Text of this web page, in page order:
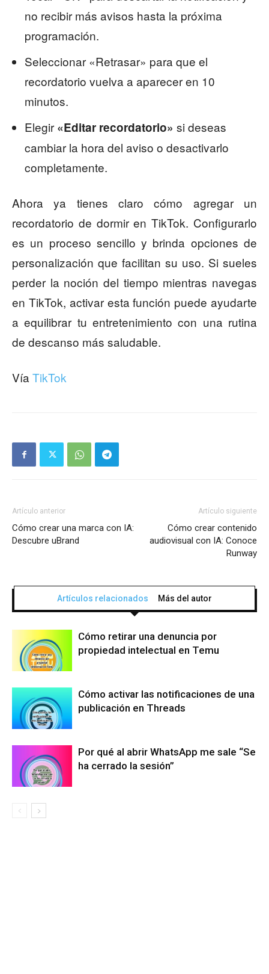
no recibir más avisos hasta la próxima
programación.
Seleccionar «Retrasar» para que el
recordatorio vuelva a aparecer en 10
minutos.
Elegir «Editar recordatorio» si deseas
cambiar la hora del aviso o desactivarlo
completamente.
Ahora ya tienes claro cómo agregar un
recordatorio de dormir en TikTok. Configurarlo
es un proceso sencillo y brinda opciones de
personalización que facilitan su uso. Si sueles
perder la noción del tiempo mientras navegas
en TikTok, activar esta función puede ayudarte
a equilibrar tu entretenimiento con una rutina
de descanso más saludable.
Vía TikTok
Artículo anterior
Cómo crear una marca con IA:
Descubre uBrand
Artículo siguiente
Cómo crear contenido
audiovisual con IA: Conoce
Runway
Artículos relacionados Más del autor
Cómo retirar una denuncia por
propiedad intelectual en Temu
Cómo activar las notificaciones de una
publicación en Threads
Por qué al abrir WhatsApp me sale “Se
ha cerrado la sesión”